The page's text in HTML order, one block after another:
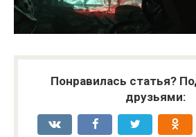
Понравилась статья?
друзьями: